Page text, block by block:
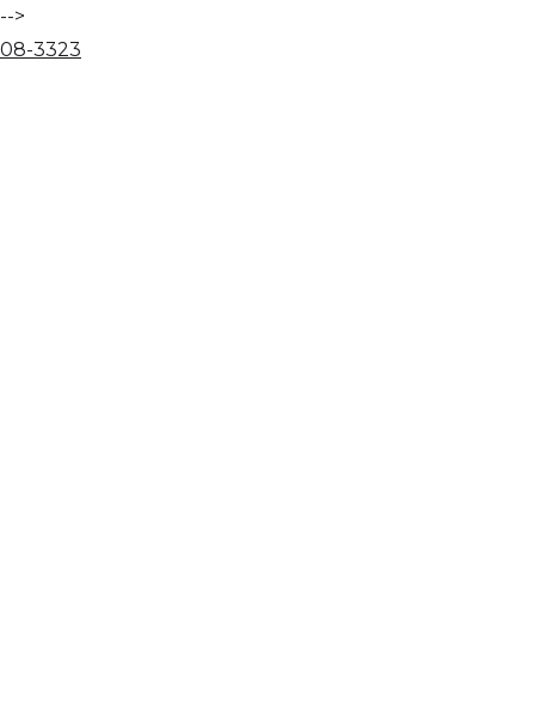
-->
08-3323